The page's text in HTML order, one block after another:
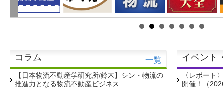
コラム 一覧
【日本物流不動産学研究所/鈴木】シン・物流の
推進力となる物流不動産ビジネス
イベント
〈レポート
開催！（